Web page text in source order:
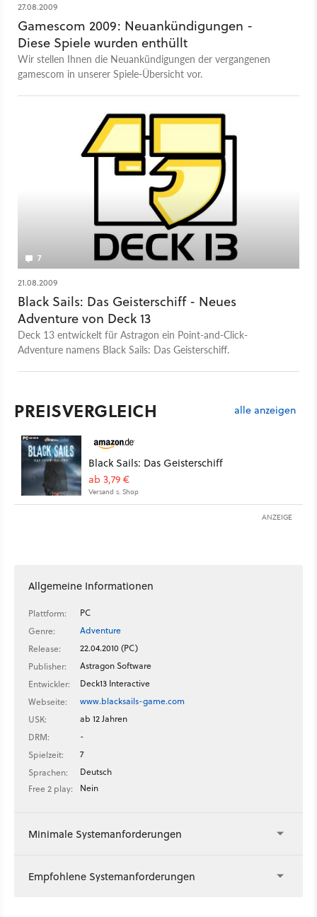
27.08.2009
Gamescom 2009: Neuankündigungen -
Diese Spiele wurden enthüllt
Wir stellen Ihnen die Neuankündigungen der vergangenen
gamescom in unserer Spiele-Übersicht vor.
7
21.08.2009
Black Sails: Das Geisterschiff - Neues
Adventure von Deck 13
Deck 13 entwickelt für Astragon ein Point-and-Click-
Adventure namens Black Sails: Das Geisterschiff.
PREISVERGLEICH alle anzeigen
Black Sails: Das Geisterschiff
ab 3,79 €
Versand s. Shop
ANZEIGE
Allgemeine Informationen
Plattform:
PC
Genre:
Adventure
Release:
22.04.2010 (PC)
Publisher:
Astragon Software
Entwickler:
Deck13 Interactive
Webseite:
www.blacksails-game.com
USK:
ab 12 Jahren
DRM:
-
Spielzeit:
7
Sprachen:
Deutsch
Free 2 play:
Nein
Minimale Systemanforderungen
Empfohlene Systemanforderungen